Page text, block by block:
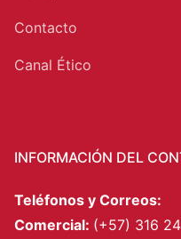
Contacto
Canal Ético
INFORMACIÓN DEL
Teléfonos y Correos:
Comercial: (+57) 316